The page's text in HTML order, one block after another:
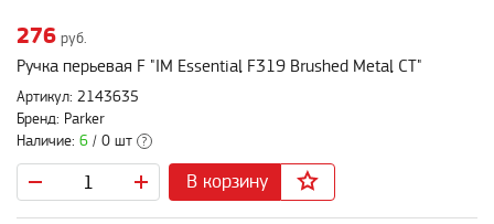
276 руб.
Ручка перьевая F "IM Essential F319 Brushed Metal CT"
Артикул: 2143635
Бренд: Parker
Наличие: 6 / 0 шт ?
В корзину